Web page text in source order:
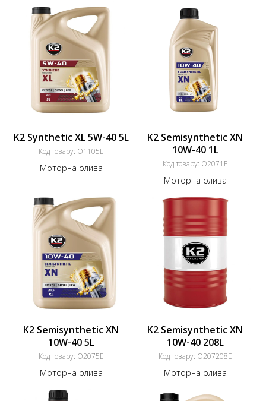
K2 Synthetic XL 5W-40 5L
Код товару: O1105E
Моторна олива
K2 Semisynthetic XN
10W-40 1L
Код товару: O2071E
Моторна олива
K2 Semisynthetic XN
10W-40 5L
Код товару: O2075E
Моторна олива
K2 Semisynthetic XN
10W-40 208L
Код товару: O207208E
Моторна олива